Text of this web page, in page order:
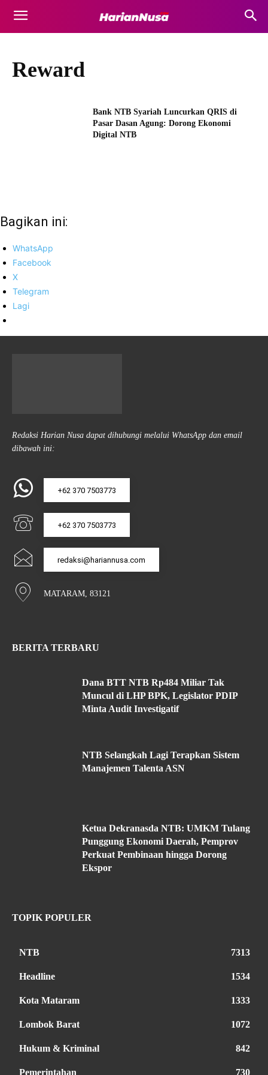
Reward
Bank NTB Syariah Luncurkan QRIS di
Pasar Dasan Agung: Dorong Ekonomi
Digital NTB
Bagikan ini:
WhatsApp
Facebook
X
Telegram
Lagi
Redaksi Harian Nusa dapat dihubungi melalui WhatsApp dan email
dibawah ini:
+62 370 7503773
+62 370 7503773
redaksi@hariannusa.com
MATARAM, 83121
BERITA TERBARU
Dana BTT NTB Rp484 Miliar Tak
Muncul di LHP BPK, Legislator PDIP
Minta Audit Investigatif
NTB Selangkah Lagi Terapkan Sistem
Manajemen Talenta ASN
Ketua Dekranasda NTB: UMKM Tulang
Punggung Ekonomi Daerah, Pemprov
Perkuat Pembinaan hingga Dorong
Ekspor
TOPIK POPULER
NTB 7313
Headline 1534
Kota Mataram 1333
Lombok Barat 1072
Hukum & Kriminal 842
Pemerintahan 730